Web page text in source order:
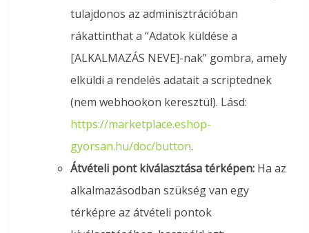
tulajdonos az adminisztrációban
rákattinthat a “Adatok küldése a
[ALKALMAZÁS NEVE]-nak” gombra, amely
elküldi a rendelés adatait a scriptednek
(nem webhookon keresztül). Lásd:
https://marketplace.eshop-
gyorsan.hu/doc/button.
Átvételi pont kiválasztása térképen: Ha az
alkalmazásodban szükség van egy
térképre az átvételi pontok